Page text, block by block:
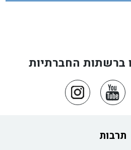
ברשתות החברתיות
תרבות